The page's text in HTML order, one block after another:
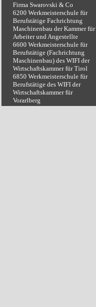
Firma Swarovski & Co
6200 Werkmeisterschule für
Berufstätige Fachrichtung
Maschinenbau der Kammer für
Arbeiter und Angestellte
6600 Werkmeisterschule für
Berufstätige (Fachrichtung
Maschinenbau) des WIFI der
Wirtschaftskammer für Tirol
6850 Werkmeisterschule für
Berufstätige des WIFI der
Wirtschaftskammer für
Vorarlberg